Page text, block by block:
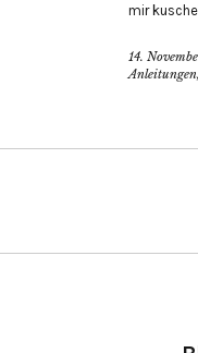
mir
14.
Anleitungen,